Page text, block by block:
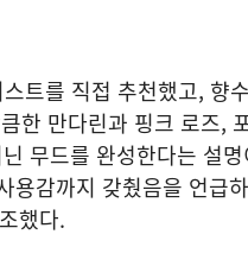
트를 직접 추천했고, 향
한 만다린과 핑크 로즈,
무드를 완성한다는 설
용감까지 갖췄음을 언급
했다.